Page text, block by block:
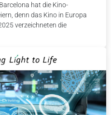
hat die Kino-
denn das Kino in Europa
verzeichneten die